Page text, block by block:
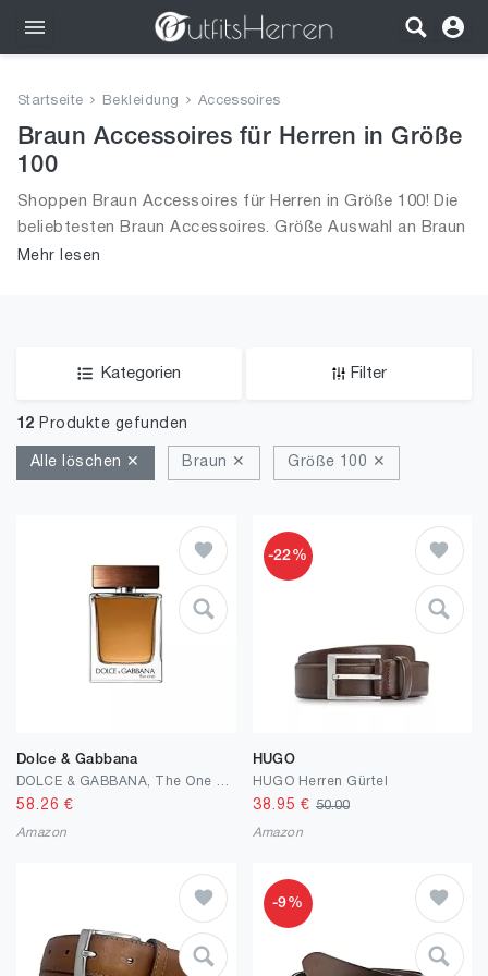
Bekleidung
Schuhe
Startseite Bekleidung Accessoires
Braun Accessoires für Herren in Größe
100
Shoppen Braun Accessoires für Herren in Größe 100! Die
beliebtesten Braun Accessoires. Größe Auswahl an Braun
Accessoires in Größe 100 und alle Trends aus 2026 für
Mehr lesen
Kategorien Filter
12 Produkte gefunden
Alle löschen ✕ Braun ✕ Größe 100 ✕
Dolce & Gabbana
58.26 €
Amazon
-22%
HUGO
HUGO Herren Gürtel
38.95 € 50.00
Amazon
-9%